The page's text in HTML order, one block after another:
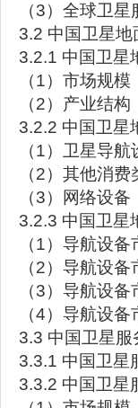
（3）全球卫
3.2 中国卫星
3.2.1 中国卫星
（1）市场规模
（2）产业结构
3.2.2 中国卫星
（1）卫星导航
（2）其他消费
（3）网络设备
3.2.3 中国卫星
（1）导航设
（2）导航设
（3）导航设
（4）导航设
3.3 中国卫星
3.3.1 中国卫星
3.3.2 中国卫星